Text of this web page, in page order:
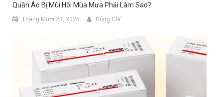
Quần Áo Bị Mùi Hôi Mùa Mưa Phải Làm Sao?
Tháng Mười 23, 2025 Đông Chí